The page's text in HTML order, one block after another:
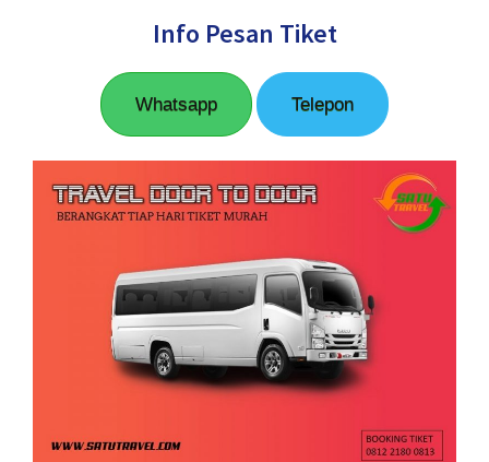
Info Pesan Tiket
Whatsapp Telepon